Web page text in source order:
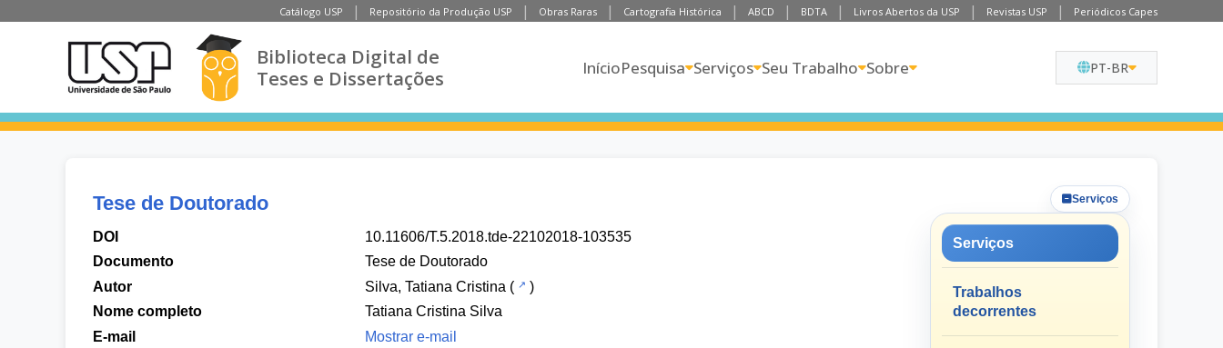
Catálogo USP Repositório da Produção USP Obras Raras Cartografia Histórica ABCD BDTA Livros Abertos da USP Revistas USP Periódicos Capes
Biblioteca Digital de
Teses e Dissertações
InícioPesquisa Serviços Seu Trabalho Sobre PT-BR
Tese de Doutorado
DOI
10.11606/T.5.2018.tde-22102018-103535
Documento
Tese de Doutorado
Autor
Silva, Tatiana Cristina (
)
Nome completo
Tatiana Cristina Silva
E-mail
Mostrar e-mail
Serviços
Serviços
Trabalhos
decorrentes